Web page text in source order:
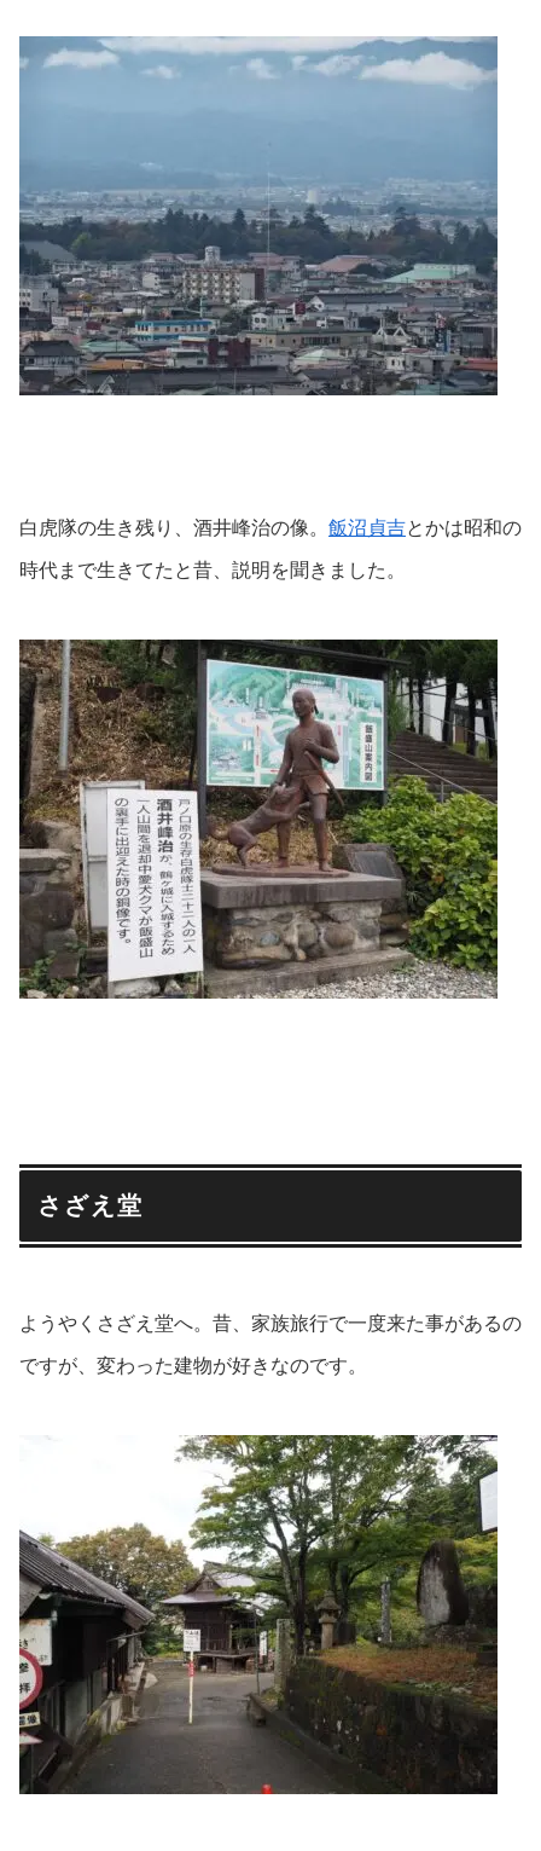
白虎隊の生き残り、酒井峰治の像。 飯沼貞吉とかは昭和の
時代まで生きてたと昔、説明を聞きました。
さざえ堂
ようやくさざえ堂へ。昔、家族旅行で一度来た事があるの
ですが、変わった建物が好きなのです。